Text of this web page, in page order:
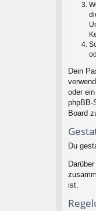
Dein
oder
phpBB-
Board
Du
ist.